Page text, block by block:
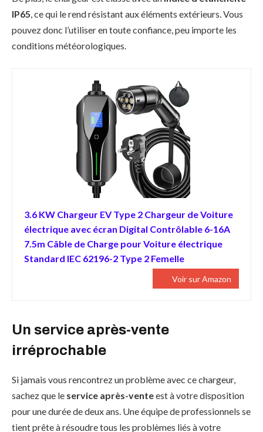
IP65, ce qui le rend résistant aux éléments extérieurs. Vous
pouvez donc l’utiliser en toute confiance, peu importe les
conditions météorologiques.
3.6 KW Chargeur EV Type 2 Chargeur de Voiture
électrique avec écran Digital Contrôlable 6-16A
7.5m Câble de Charge pour Voiture électrique
Standard IEC 62196-2 Type 2 Femelle
Voir sur Amazon
Un service après-vente
irréprochable
Si jamais vous rencontrez un problème avec ce chargeur,
sachez que le service après-venteest à votre disposition
pour une durée de deux ans. Une équipe de professionnels se
tient prête à résoudre tous les problèmes liés à votre